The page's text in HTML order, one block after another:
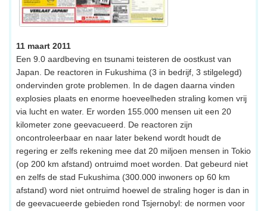
11 maart 2011
Een 9.0 aardbeving en tsunami teisteren de oostkust van
Japan. De reactoren in Fukushima (3 in bedrijf, 3 stilgelegd)
ondervinden grote problemen. In de dagen daarna vinden
explosies plaats en enorme hoeveelheden straling komen vrij
via lucht en water. Er worden 155.000 mensen uit een 20
kilometer zone geevacueerd. De reactoren zijn
oncontroleerbaar en naar later bekend wordt houdt de
regering er zelfs rekening mee dat 20 miljoen mensen in Tokio
(op 200 km afstand) ontruimd moet worden. Dat gebeurd niet
en zelfs de stad Fukushima (300.000 inwoners op 60 km
afstand) word niet ontruimd hoewel de straling hoger is dan in
de geevacueerde gebieden rond Tsjernobyl: de normen voor